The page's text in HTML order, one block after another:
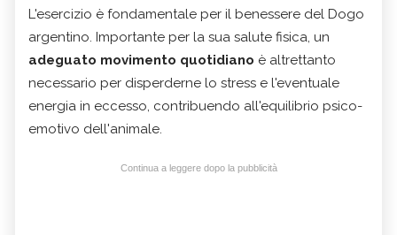
L'esercizio è fondamentale per il benessere del Dogo
argentino. Importante per la sua salute fisica, un
adeguato movimento quotidiano è altrettanto
necessario per disperderne lo stress e l'eventuale
energia in eccesso, contribuendo all'equilibrio psico-
emotivo dell'animale.
Continua a leggere dopo la pubblicità